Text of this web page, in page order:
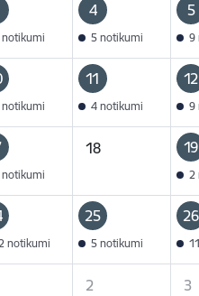
notikumi
4
5 notikumi
5
9
notikumi
11
4 notikumi
12
9
notikumi
18 19
2
notikumi
25
5 notikumi
26
2 3